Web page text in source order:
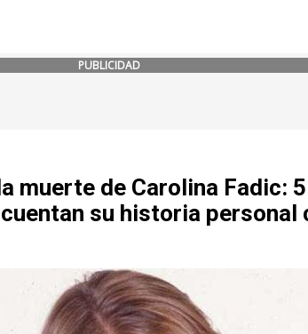
PUBLICIDAD
muerte de Carolina Fadic: 5
su historia personal